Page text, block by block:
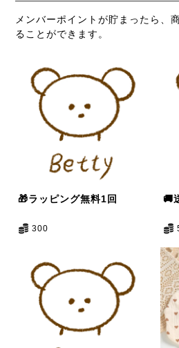
メンバーポイントが貯まったら、
ることができます。
🎁ラッピング無料1回
300
🚚